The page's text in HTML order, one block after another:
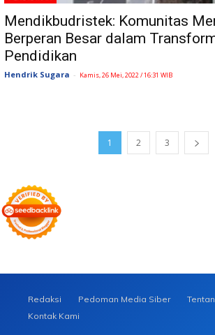
Mendikbudristek: Komunitas
Berperan Besar dalam
Pendidikan
Hendrik Sugara - Kamis, 26 Mei, 2022 / 16:31 WIB
1 2 3
Redaksi Pedoman Media Siber
Kontak Kami